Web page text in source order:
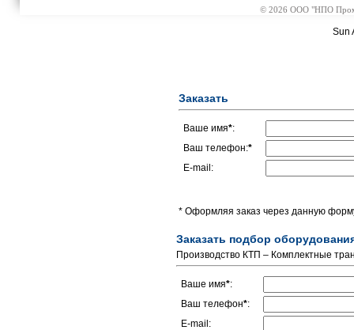
© 2026 ООО "НПО
Sun
Заказать
Ваше имя*:
Ваш телефон:*
E-mail:
* Оформляя заказ через данную
Заказать подбор
Производство КТП – Комплектные
Ваше имя*:
Ваш телефон*:
E-mail: